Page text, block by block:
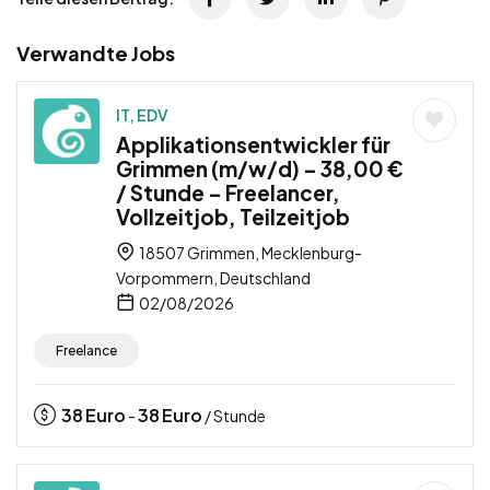
Verwandte Jobs
IT, EDV
Applikationsentwickler für
Grimmen (m/w/d) – 38,00 €
/ Stunde – Freelancer,
Vollzeitjob, Teilzeitjob
18507 Grimmen, Mecklenburg-
Vorpommern, Deutschland
02/08/2026
Freelance
38Euro -38Euro / Stunde